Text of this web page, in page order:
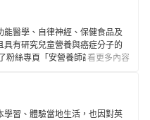
能醫學、自律神經、保健食品及
具有研究兒童營養與癌症分子的
粉絲專頁「安營養師說營養」，
興趣的人前往粉絲專頁聊聊
看更多內容
學習、體驗當地生活，也因對英